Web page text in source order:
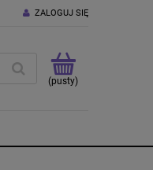
ZALOGUJ SIĘ
(pusty)